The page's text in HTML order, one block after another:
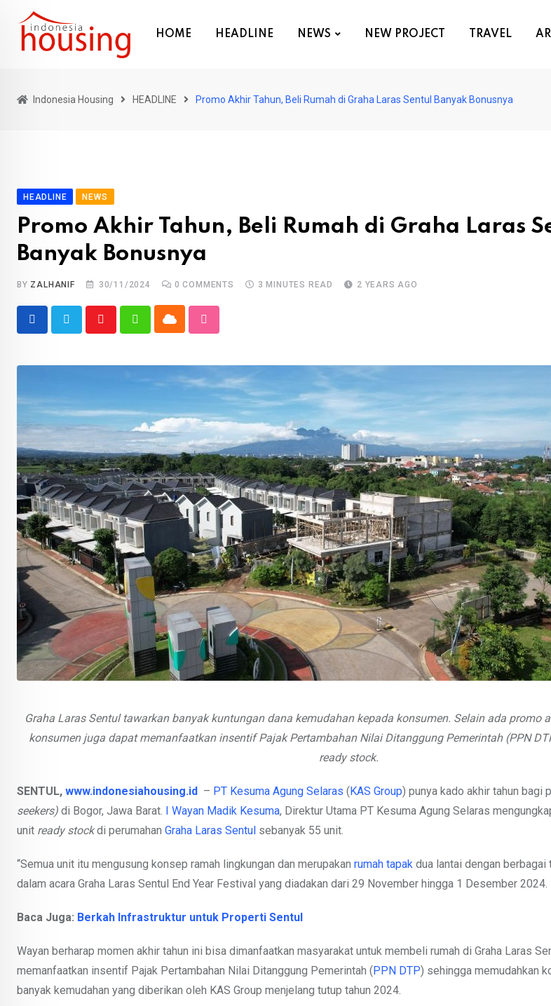
content
HOME HEADLINE NEWS NEW PROJECT TRAVEL
Indonesia Housing HEADLINE Promo Akhir Tahun, Beli Rumah di Graha Laras Sentul Banyak Bonusnya
HEADLINE NEWS
Promo Akhir Tahun, Beli Rumah di Graha Laras
Banyak Bonusnya
BY ZALHANIF 30/11/2024 0 COMMENTS 3 MINUTES READ 2 YEARS AGO
Youtube WhatsappCloud StumbleUpon
Graha Laras Sentul tawarkan banyak kuntungan dana kemudahan kepada konsumen. Selain ada promo
konsumen juga dapat memanfaatkan insentif Pajak Pertambahan Nilai Ditanggung Pemerintah (PPN
ready stock.
SENTUL, www.indonesiahousing.id – PT Kesuma Agung Selaras ( KAS Group) punya kado akhir tahun bagi
seekers) di Bogor, Jawa Barat. I Wayan Madik Kesuma, Direktur Utama PT Kesuma Agung Selaras
unit ready stockdi perumahan Graha Laras Sentul sebanyak 55 unit.
“Semua unit itu mengusung konsep ramah lingkungan dan merupakan rumah tapak dua lantai dengan berbagai
dalam acara Graha Laras Sentul End Year Festival yang diadakan dari 29 November hingga 1 Desember 2024.
Baca Juga: Berkah Infrastruktur untuk Properti Sentul
Wayan berharap momen akhir tahun ini bisa dimanfaatkan masyarakat untuk membeli rumah di Graha Laras
memanfaatkan insentif Pajak Pertambahan Nilai Ditanggung Pemerintah ( PPN DTP) sehingga memudahkan
banyak kemudahan yang diberikan oleh KAS Group menjelang tutup tahun 2024.